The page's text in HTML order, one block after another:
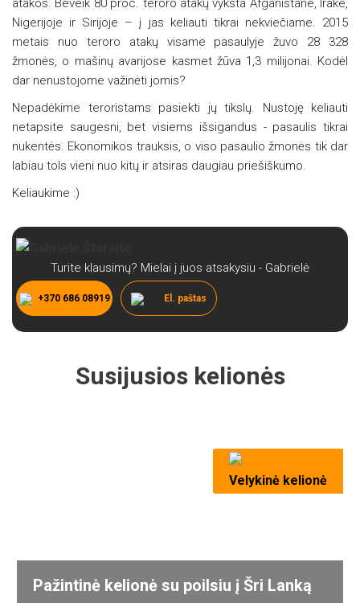
atakos. Beveik 80 proc. teroro atakų vyksta Afganistane, Irake,
Nigerijoje ir Sirijoje – į jas keliauti tikrai nekviečiame. 2015
metais nuo teroro atakų visame pasaulyje žuvo 28 328
žmonės, o mašinų avarijose kasmet žūva 1,3 milijonai. Kodėl
dar nenustojome važinėti jomis?
Nepadėkime teroristams pasiekti jų tikslų. Nustoję keliauti
netapsite saugesni, bet visiems išsigandus - pasaulis tikrai
nukentės. Ekonomikos trauksis, o viso pasaulio žmonės tik dar
labiau tols vieni nuo kitų ir atsiras daugiau priešiškumo.
Keliaukime :)
Turite klausimų? Mielai į juos atsakysiu - Gabrielė
+370 686 08919 El. paštas
Susijusios kelionės
Velykinė kelionė
Pažintinė kelionė su poilsiu į Šri Lanką